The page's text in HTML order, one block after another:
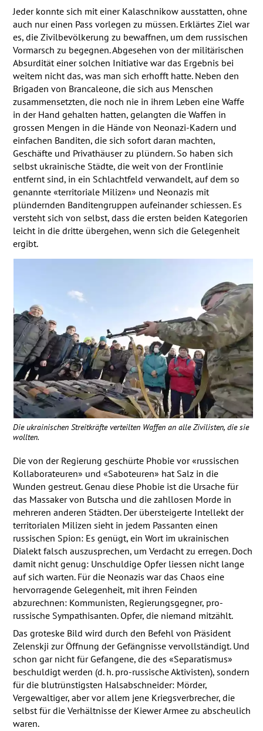
Jeder konnte sich mit einer Kalaschnikow ausstatten, ohne
auch nur einen Pass vorlegen zu müssen. Erklärtes Ziel war
es, die Zivilbevölkerung zu bewaffnen, um dem russischen
Vormarsch zu begegnen. Abgesehen von der militärischen
Absurdität einer solchen Initiative war das Ergebnis bei
weitem nicht das, was man sich erhofft hatte. Neben den
Brigaden von Brancaleone, die sich aus Menschen
zusammensetzten, die noch nie in ihrem Leben eine Waffe
in der Hand gehalten hatten, gelangten die Waffen in
grossen Mengen in die Hände von Neonazi-Kadern und
einfachen Banditen, die sich sofort daran machten,
Geschäfte und Privathäuser zu plündern. So haben sich
selbst ukrainische Städte, die weit von der Frontlinie
entfernt sind, in ein Schlachtfeld verwandelt, auf dem so
genannte «territoriale Milizen» und Neonazis mit
plündernden Banditengruppen aufeinander schiessen. Es
versteht sich von selbst, dass die ersten beiden Kategorien
leicht in die dritte übergehen, wenn sich die Gelegenheit
ergibt.
Die ukrainischen Streitkräfte verteilten Waffen an alle Zivilisten, die sie
wollten.
Die von der Regierung geschürte Phobie vor «russischen
Kollaborateuren» und «Saboteuren» hat Salz in die
Wunden gestreut. Genau diese Phobie ist die Ursache für
das Massaker von Butscha und die zahllosen Morde in
mehreren anderen Städten. Der übersteigerte Intellekt der
territorialen Milizen sieht in jedem Passanten einen
russischen Spion: Es genügt, ein Wort im ukrainischen
Dialekt falsch auszusprechen, um Verdacht zu erregen. Doch
damit nicht genug: Unschuldige Opfer liessen nicht lange
auf sich warten. Für die Neonazis war das Chaos eine
hervorragende Gelegenheit, mit ihren Feinden
abzurechnen: Kommunisten, Regierungsgegner, pro-
russische Sympathisanten. Opfer, die niemand mitzählt.
Das groteske Bild wird durch den Befehl von Präsident
Zelenskji zur Öffnung der Gefängnisse vervollständigt. Und
schon gar nicht für Gefangene, die des «Separatismus»
beschuldigt werden (d. h. pro-russische Aktivisten), sondern
für die blutrünstigsten Halsabschneider: Mörder,
Vergewaltiger, aber vor allem jene Kriegsverbrecher, die
selbst für die Verhältnisse der Kiewer Armee zu abscheulich
waren.